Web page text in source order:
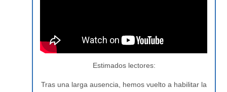
Estimados lectores:
Tras una larga ausencia, hemos vuelto a habilitar la